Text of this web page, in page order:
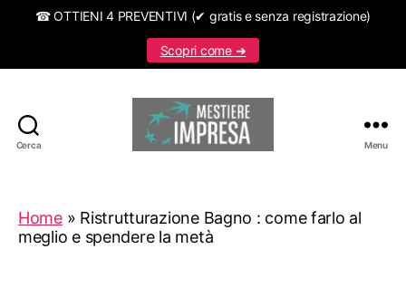
☎ OTTIENI 4 PREVENTIVI (✔ gratis e senza registrazione)
Scopri come ➜
Cerca Menu
Home» Ristrutturazione Bagno : come farlo al
meglio e spendere la metà